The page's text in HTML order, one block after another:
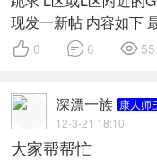
现发一新帖 内容如下
 0  6 
深漂一族 康人师
12-3-21 18:10
大家帮帮忙